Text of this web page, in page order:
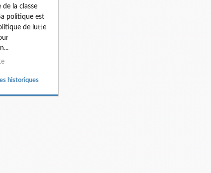
la classe
politique est
de lutte
historiques